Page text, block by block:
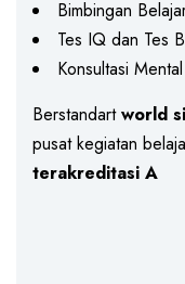
Bimbingan
Tes IQ dan Tes
Konsultasi
Berstandartworld
pusat kegiatan
terakreditasi A